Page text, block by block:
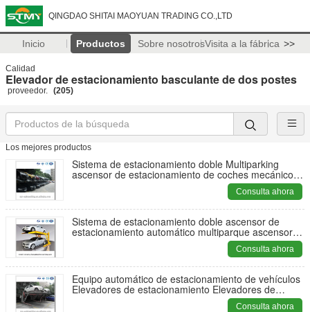
QINGDAO SHITAI MAOYUAN TRADING CO.,LTD
Inicio Productos Sobre nosotrosVisita a la fábrica >>
Calidad
Elevador de estacionamiento basculante de dos postes
proveedor. (205)
Los mejores productos
Sistema de estacionamiento doble Multiparking
ascensor de estacionamiento de coches mecánico
Consulta ahora
Sistema de estacionamiento doble ascensor de
estacionamiento automático multiparque ascensor
Consulta ahora
Equipo automático de estacionamiento de vehículos
Elevadores de estacionamiento Elevadores de
estacionamiento Fabricantes/Precio de losConsulta ahora